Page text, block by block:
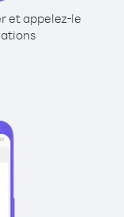
et appelez-le